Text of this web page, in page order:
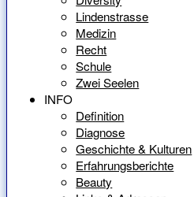
Lindenstrasse
Medizin
Recht
Schule
Zwei Seelen
INFO
Definition
Diagnose
Geschichte & Kulturen
Erfahrungsberichte
Beauty